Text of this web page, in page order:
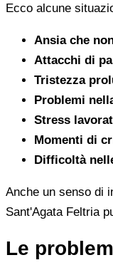
Ecco alcune
Ansia che
Attacchi di
Tristezza
Problemi
Stress
Momenti di
Difficoltà
Anche un senso di
Sant'Agata Feltria
Le